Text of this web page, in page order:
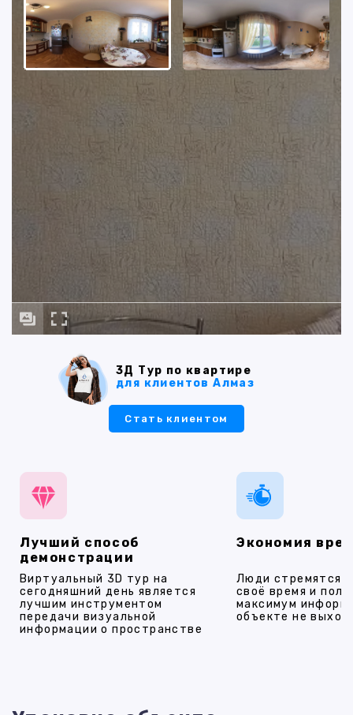
3Д Тур по квартире
для клиентов Алмаз
Стать клиентом
Лучший способ
демонстрации
Виртуальный 3D тур на
сегодняшний день является
лучшим инструментом
передачи визуальной
информации о пространстве
Экономия
Люди стремятся
своё время и
максимум
объекте не